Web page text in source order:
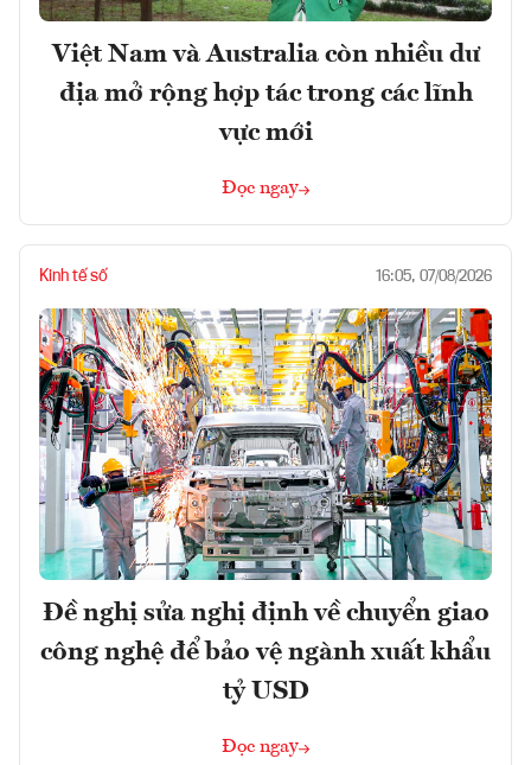
Việt Nam và Australia còn nhiều dư
địa mở rộng hợp tác trong các lĩnh
vực mới
Đọc ngay
Kinh tế số 16:05, 07/08/2026
Đề nghị sửa nghị định về chuyển giao
công nghệ để bảo vệ ngành xuất khẩu
tỷ USD
Đọc ngay